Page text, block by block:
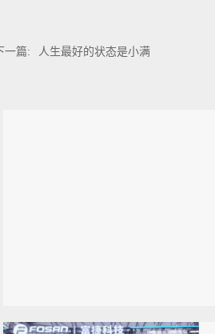
一篇: 人生最好的状态是小满